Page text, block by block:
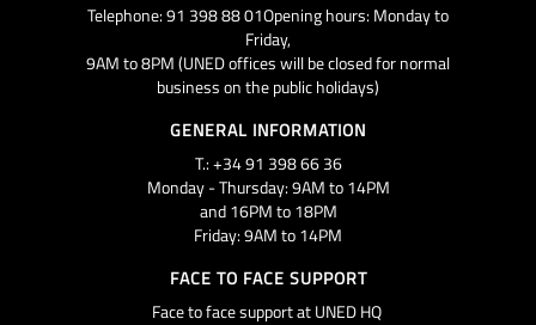
Telephone: 91 398 88 01Opening hours: Monday to
Friday,
9AM to 8PM (UNED offices will be closed for normal
business on the public holidays)
GENERAL INFORMATION
T.: +34 91 398 66 36
Monday - Thursday: 9AM to 14PM
and 16PM to 18PM
Friday: 9AM to 14PM
FACE TO FACE SUPPORT
Face to face support at UNED HQ